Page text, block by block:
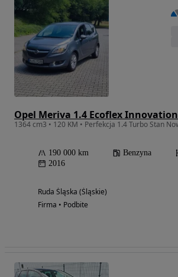
Opel Meriva 1.4 Ecoflex Innovation
190 000 km Benzyna
2016
Ruda Śląska (Śląskie)
Firma • Podbite